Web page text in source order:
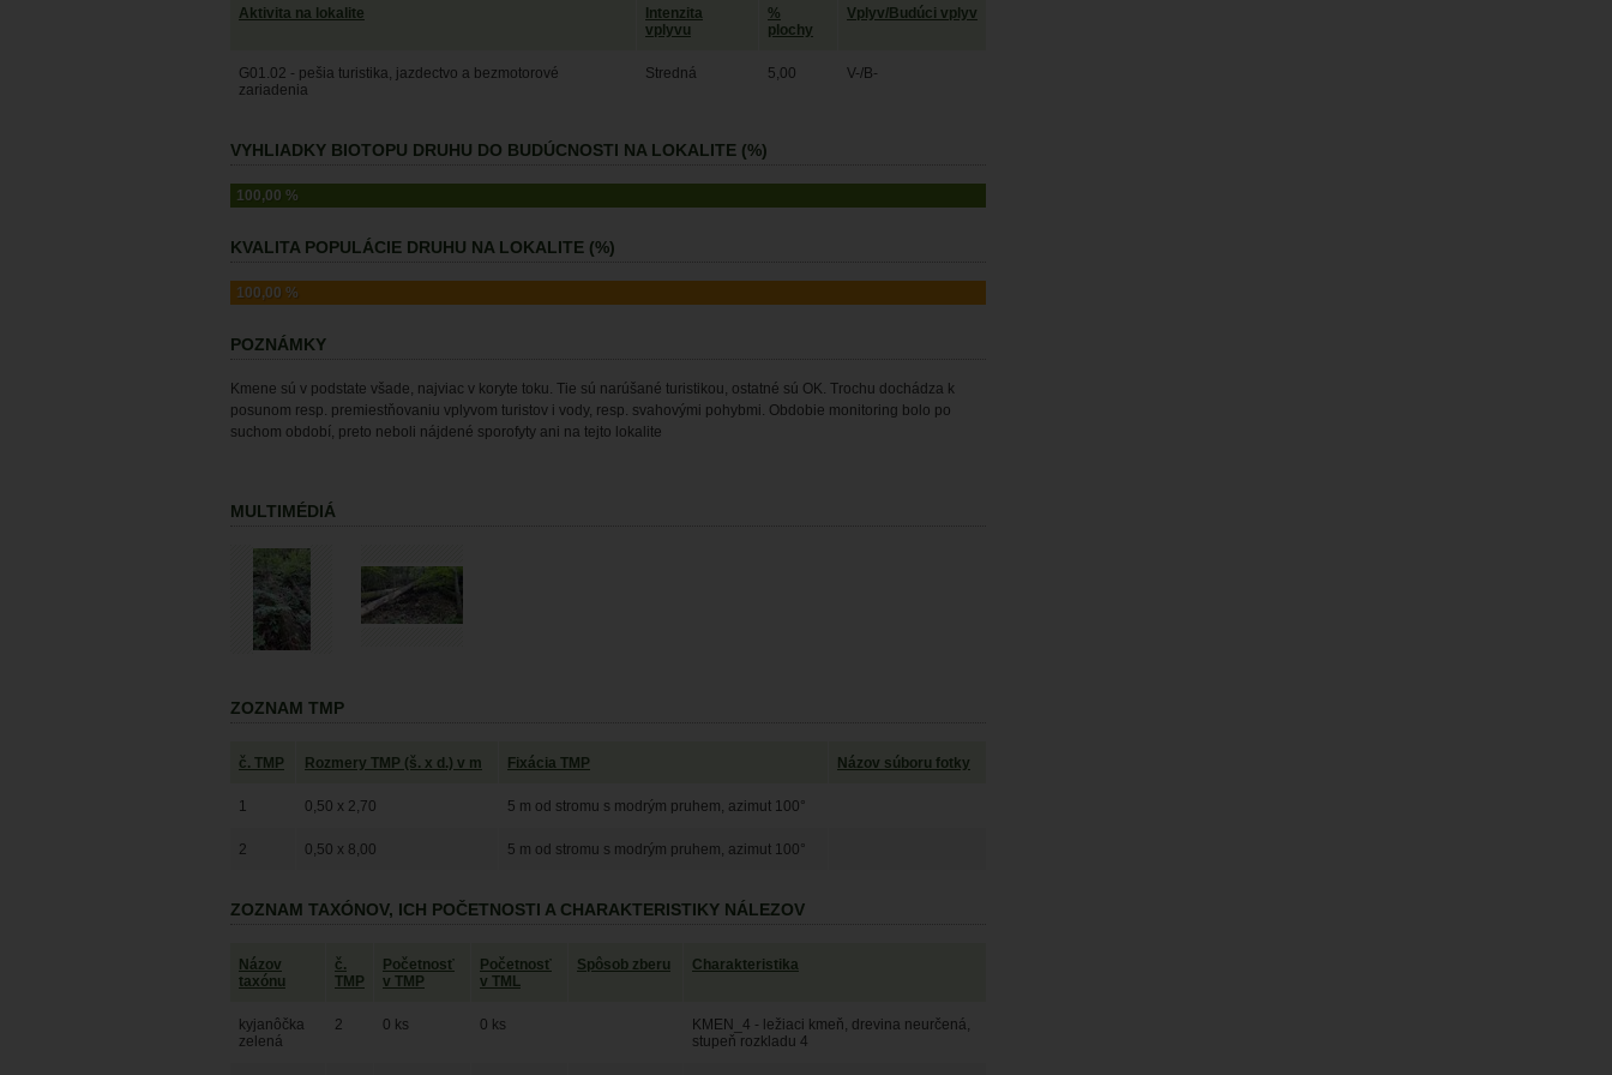
Aktivita na lokalite
Intenzita
vplyvu
%
plochy
Vplyv/Budúci vplyv
G01.02 - pešia turistika, jazdectvo a bezmotorové
zariadenia
Stredná 5,00 V-/B-
VYHLIADKY BIOTOPU DRUHU DO BUDÚCNOSTI NA LOKALITE (%)
100,00 %
KVALITA POPULÁCIE DRUHU NA LOKALITE (%)
100,00 %
POZNÁMKY
Kmene sú v podstate všade, najviac v koryte toku. Tie sú narúšané turistikou, ostatné sú OK. Trochu dochádza k
posunom resp. premiestňovaniu vplyvom turistov i vody, resp. svahovými pohybmi. Obdobie monitoring bolo po
suchom období, preto neboli nájdené sporofyty ani na tejto lokalite
MULTIMÉDIÁ
ZOZNAM TMP
č. TMP Rozmery TMP (š. x d.) v m Fixácia TMP Názov súboru fotky
1 0,50 x 2,70 5 m od stromu s modrým pruhem, azimut 100°
2 0,50 x 8,00 5 m od stromu s modrým pruhem, azimut 100°
ZOZNAM TAXÓNOV, ICH POČETNOSTI A CHARAKTERISTIKY NÁLEZOV
Názov
taxónu
č.
TMP
Početnosť
v TMP
Početnosť
v TML
Spôsob zberu Charakteristika
kyjanôčka
zelená
2 0 ks 0 ks
KMEN_4 - ležiaci kmeň, drevina neurčená,
stupeň rozkladu 4